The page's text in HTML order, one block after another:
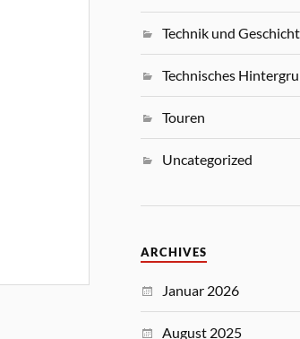
Technik und
Technisches
Touren
Uncategorized
ARCHIVES
Januar 2026
August 2025